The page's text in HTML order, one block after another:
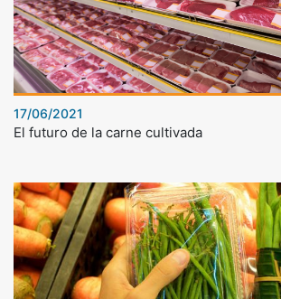
17/06/2021
El futuro de la carne cultivada